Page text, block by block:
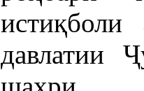
истиқболи
давлатии